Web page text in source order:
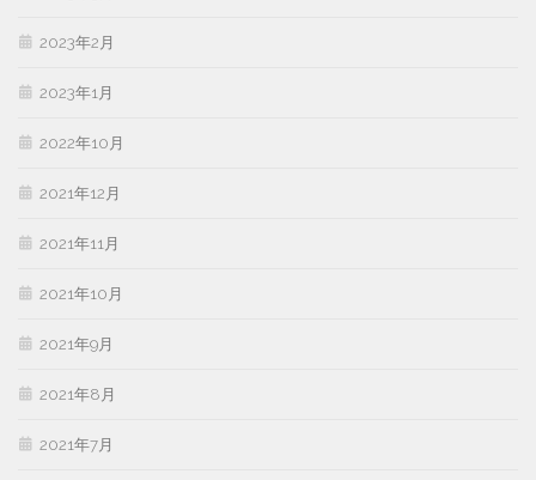
2023年2月
2023年1月
2022年10月
2021年12月
2021年11月
2021年10月
2021年9月
2021年8月
2021年7月